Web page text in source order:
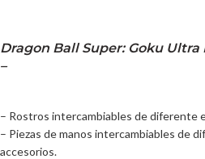
Dragon Ball Super: Goku
–
– Rostros intercambiables de diferente
– Piezas de manos intercambiables de
accesorios.